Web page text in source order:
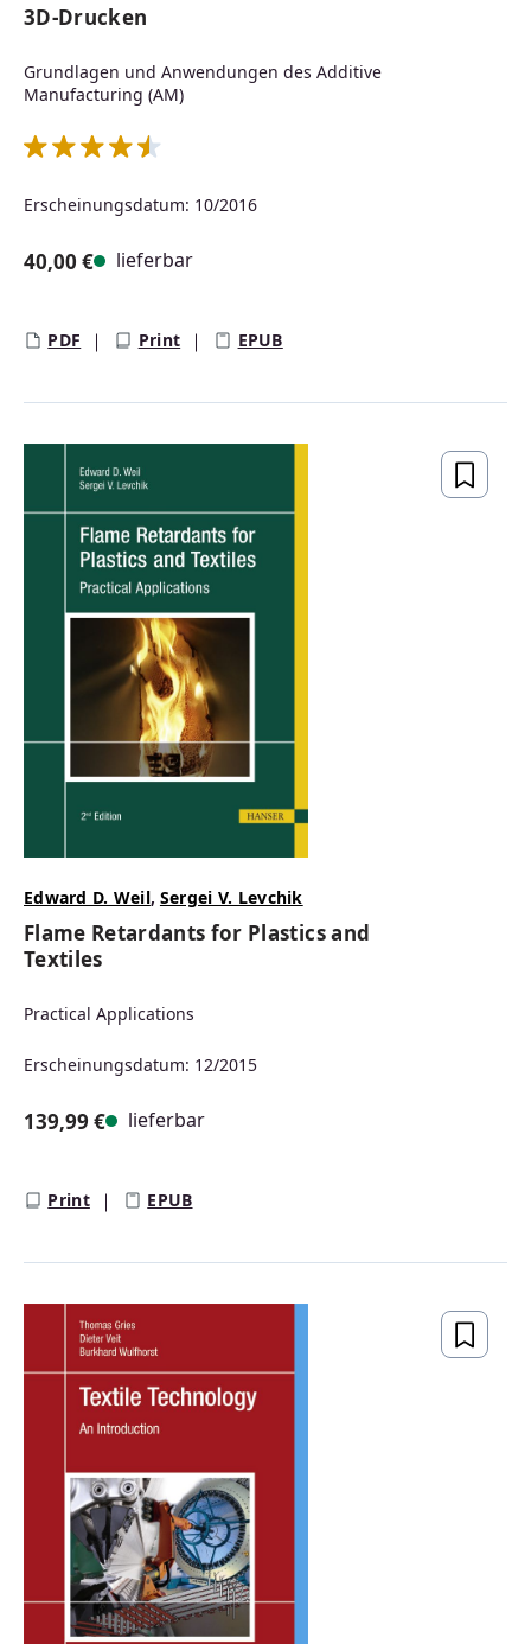
3D-Drucken
Grundlagen und Anwendungen des Additive
Manufacturing (AM)
Erscheinungsdatum: 10/2016
40,00 € lieferbar
PDF Print EPUB
Edward D. Weil, Sergei V. Levchik
Flame Retardants for Plastics and
Textiles
Practical Applications
Erscheinungsdatum: 12/2015
139,99 € lieferbar
Print EPUB